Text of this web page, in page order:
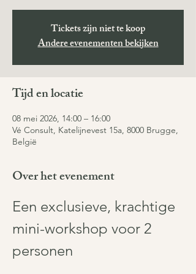
Tickets zijn niet te koop
Andere evenementen bekijken
Tijd en locatie
08 mei 2026, 14:00 – 16:00
Vé Consult, Katelijnevest 15a, 8000 Brugge,
België
Over het evenement
Een exclusieve, krachtige
mini-workshop voor 2
personen